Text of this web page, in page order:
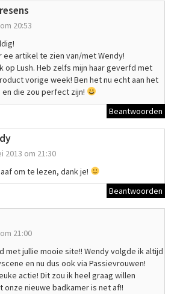
20:53
ee artikel te zien van/met Wendy!
op Lush. Heb zelfs mijn haar geverfd met
vorige week! Ben het nu echt aan het
die zou perfect zijn!
Beantwoorden
2013 om 21:30
om te lezen, dank je!
Beantwoorden
21:00
met jullie mooie site!! Wendy volgde ik altijd
en nu dus ook via Passievrouwen!
actie! Dit zou ik heel graag willen
onze nieuwe badkamer is net af!!